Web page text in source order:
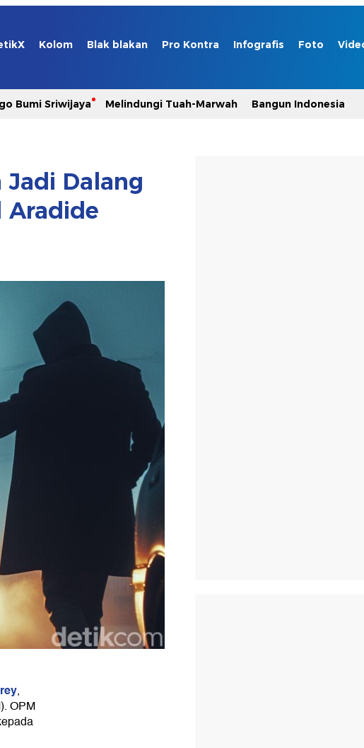
Kolom Blak blakan Pro Kontra Infografis Foto
Bumi Sriwijaya Melindungi Tuah-Marwah Bangun Indonesia
Jadi Dalang
Aradide
,
OPM